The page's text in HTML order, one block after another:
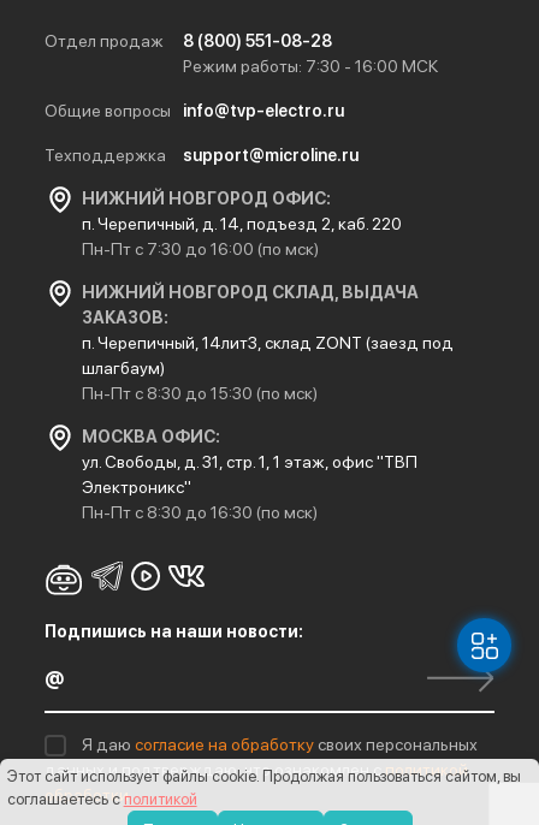
Отдел продаж
8 (800) 551-08-28
Режим работы: 7:30 - 16:00 МСК
Общие вопросы info@tvp-electro.ru
Техподдержка support@microline.ru
НИЖНИЙ НОВГОРОД ОФИС:
п. Черепичный, д. 14, подъезд 2, каб. 220
Пн-Пт с 7:30 до 16:00 (по мск)
НИЖНИЙ НОВГОРОД СКЛАД, ВЫДАЧА
ЗАКАЗОВ:
п. Черепичный, 14лит3, склад ZONT (заезд под
шлагбаум)
Пн-Пт с 8:30 до 15:30 (по мск)
МОСКВА ОФИС:
ул. Свободы, д. 31, стр. 1, 1 этаж, офис "ТВП
Электроникс"
Пн-Пт с 8:30 до 16:30 (по мск)
Подпишись на наши новости:
Я даю согласие на обработку своих персональных
данных и подтверждаю, что ознакомлен сполитикой
обработки
Этот сайт использует файлы cookie. Продолжая пользоваться сайтом, вы
соглашаетесь сполитикой